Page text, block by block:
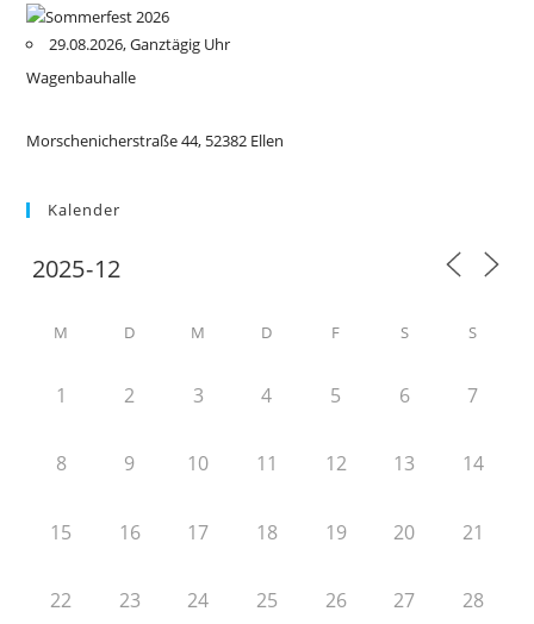
29.08.2026, Ganztägig Uhr
Wagenbauhalle
Morschenicherstraße 44, 52382 Ellen
Kalender
M D M D F S S
1 2 3 4 5 6 7
8 9 10 11 12 13 14
15 16 17 18 19 20 21
22 23 24 25 26 27 28